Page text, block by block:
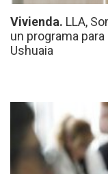
Vivienda. LLA,
un programa
Ushuaia